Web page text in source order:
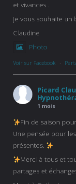
et vivances .
Je vous souhaite
Claudine
Photo
Voir sur Facebook ·
Picard
1 mois
Fin de saison
Une pensée pour
présentes.
Merci à tous et
partages et